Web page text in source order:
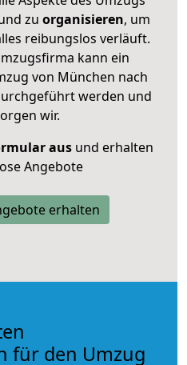
zu organisieren, um
reibungslos verläuft.
kann ein
von München nach
werden und
wir.
ausund erhalten
Angebote
erhalten
für den Umzug